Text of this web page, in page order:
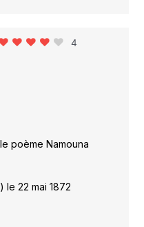
4
poème Namouna
le 22 mai 1872